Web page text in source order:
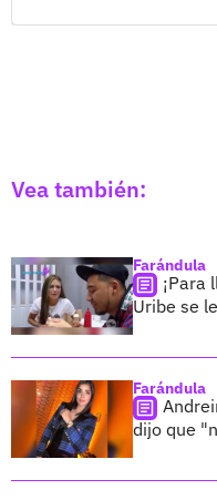
Vea también:
Farándula
¡Para
Uribe se
Farándula
dijo que